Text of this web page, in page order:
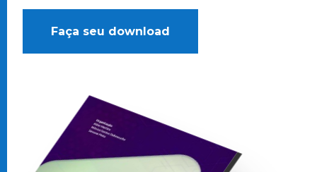
Faça seu download